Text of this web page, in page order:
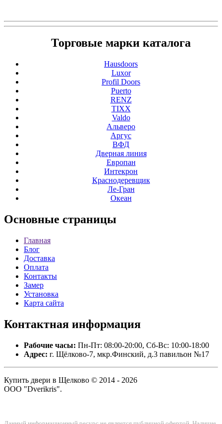
Торговые марки каталога
Hausdoors
Luxor
Profil Doors
Puerto
RENZ
TIXX
Valdo
Альверо
Аргус
ВФД
Дверная линия
Европан
Интекрон
Краснодеревщик
Ле-Гран
Океан
Основные страницы
Главная
Блог
Доставка
Оплата
Контакты
Замер
Установка
Карта сайта
Контактная информация
Рабочие часы: Пн-Пт: 08:00-20:00, Сб-Вс: 10:00-18:00
Адрес: г. Щёлково-7, мкр.Финский, д.3 павильон №17
Купить двери в Щелково © 2014 - 2026
ООО "Dverikris".